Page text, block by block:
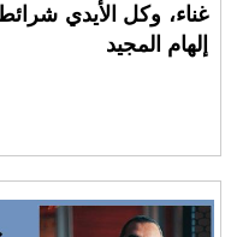
غناء، وكل الأيدي
إلهام المجيد